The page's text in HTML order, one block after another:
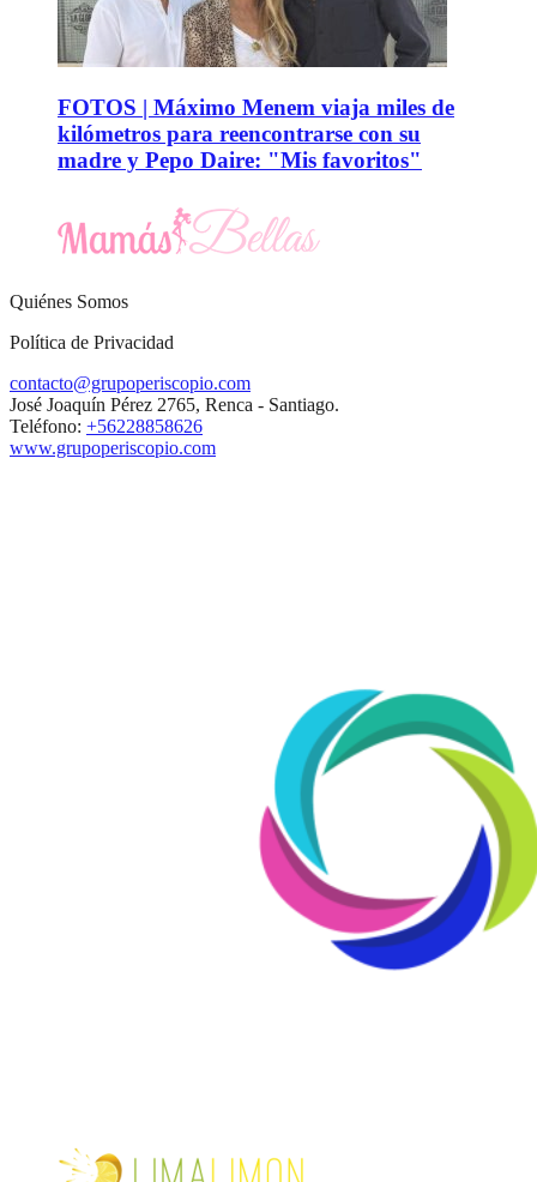
FOTOS | Máximo Menem viaja miles de
kilómetros para reencontrarse con su
madre y Pepo Daire: "Mis favoritos"
Quiénes Somos
Política de Privacidad
contacto@grupoperiscopio.com
José Joaquín Pérez 2765, Renca - Santiago.
Teléfono: +56228858626
www.grupoperiscopio.com